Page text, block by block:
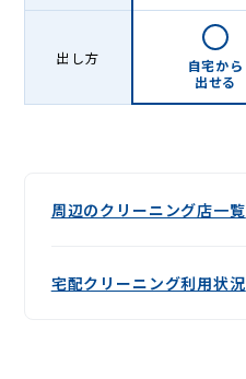
出し方
自宅から
出せる
周辺のクリーニング店一覧
宅配クリーニング利用状況